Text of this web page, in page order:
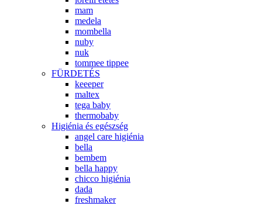
mam
medela
mombella
nuby
nuk
tommee tippee
FÜRDETÉS
keeeper
maltex
tega baby
thermobaby
Higiénia és egészség
angel care higiénia
bella
bembem
bella happy
chicco higiénia
dada
freshmaker